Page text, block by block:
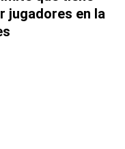
jugadores en la